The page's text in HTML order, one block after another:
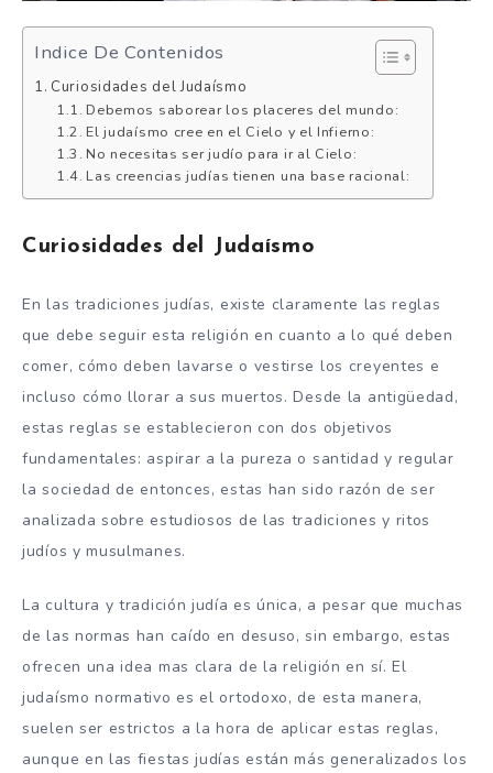
Indice De Contenidos
Curiosidades del Judaísmo
Debemos saborear los placeres del mundo:
El judaísmo cree en el Cielo y el Infierno:
No necesitas ser judío para ir al Cielo:
Las creencias judías tienen una base racional:
Curiosidades del Judaísmo
En las tradiciones judías, existe claramente las reglas
que debe seguir esta religión en cuanto a lo qué deben
comer, cómo deben lavarse o vestirse los creyentes e
incluso cómo llorar a sus muertos. Desde la antigüedad,
estas reglas se establecieron con dos objetivos
fundamentales: aspirar a la pureza o santidad y regular
la sociedad de entonces, estas han sido razón de ser
analizada sobre estudiosos de las tradiciones y ritos
judíos y musulmanes.
La cultura y tradición judía es única, a pesar que muchas
de las normas han caído en desuso, sin embargo, estas
ofrecen una idea mas clara de la religión en sí. El
judaísmo normativo es el ortodoxo, de esta manera,
suelen ser estrictos a la hora de aplicar estas reglas,
aunque en las fiestas judías están más generalizados los